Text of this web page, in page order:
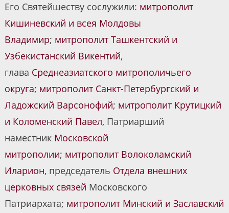
Его Святейшеству сослужили: митрополит
Кишиневский и всея Молдовы
Владимир; митрополит Ташкентский и
Узбекистанский Викентий,
глава Среднеазиатского митрополичьего
округа; митрополит Санкт-Петербургский и
Ладожский Варсонофий; митрополит Крутицкий
и Коломенский Павел, Патриарший
наместник Московской
митрополии; митрополит Волоколамский
Иларион, председатель Отдела внешних
церковных связей Московского
Патриархата; митрополит Минский и Заславский